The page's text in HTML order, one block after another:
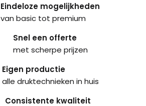
Eindeloze mogelijkheden
van basic tot premium
Snel een offerte
met scherpe prijzen
Eigen productie
alle druktechnieken in huis
Consistente kwaliteit